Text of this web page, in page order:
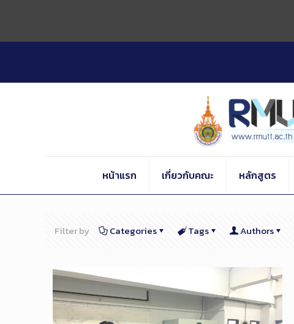
Content
หน้าแรก เกี่ยวกับคณะ หลักสูตร
Filter by Categories Tags Authors